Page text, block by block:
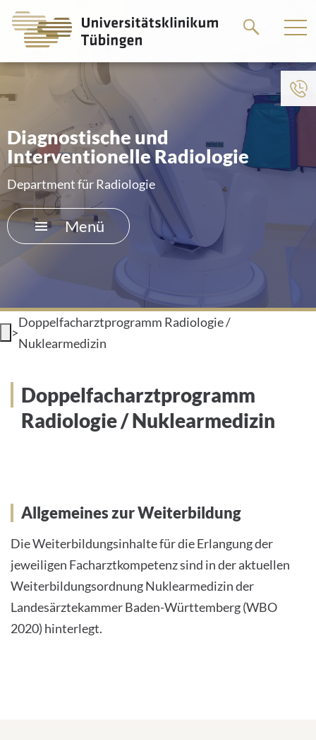
zum
Diagnostische und
Interventionelle Radiologie
Department für Radiologie
Menü
>
Doppelfacharztprogramm Radiologie /
Nuklearmedizin
Doppelfacharztprogramm
Radiologie / Nuklearmedizin
Allgemeines zur Weiterbildung
Die Weiterbildungsinhalte für die Erlangung der
jeweiligen Facharztkompetenz sind in der aktuellen
Weiterbildungsordnung Nuklearmedizin der
Landesärztekammer Baden-Württemberg (WBO
2020) hinterlegt.
zum